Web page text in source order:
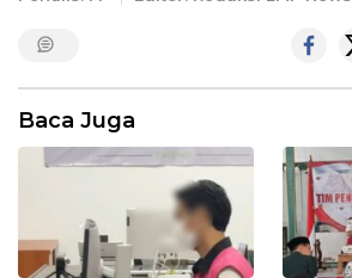
Baca Juga